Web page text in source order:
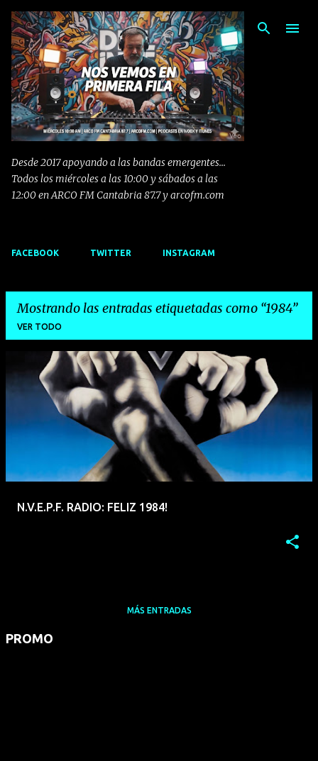
Ir al contenido principal
Desde 2017 apoyando a las bandas emergentes...
Todos los miércoles a las 10:00 y sábados a las
12:00 en ARCO FM Cantabria 87.7 y arcofm.com
FACEBOOK TWITTER INSTAGRAM
Mostrando las entradas etiquetadas como 1984
VER TODO
E
n
r
d
N.V.E.P.F. RADIO: FELIZ 1984!
MÁS ENTRADAS
PROMO